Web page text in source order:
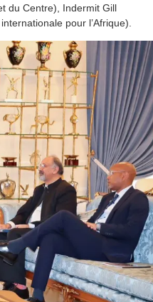
du Centre), Indermit Gill
pour l’Afrique).